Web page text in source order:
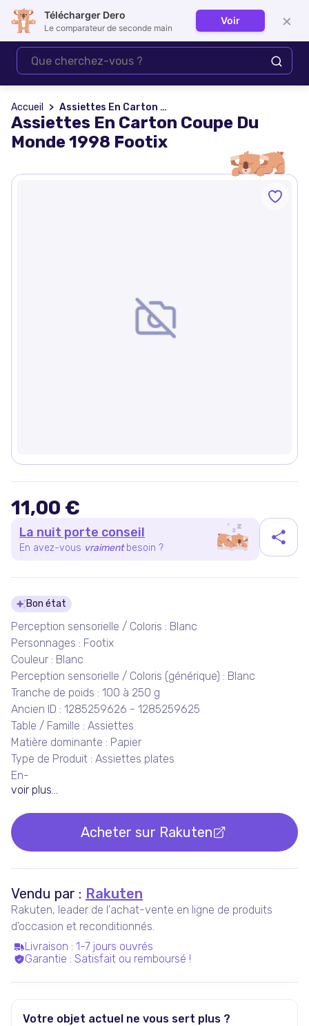
Se connecter
Accueil Assiettes En Carton Coupe Du Monde 1998 Footix
Assiettes En Carton Coupe Du
Monde 1998 Footix
11,00 €
La nuit porte conseil
En avez-vous vraiment besoin ?
Détails du produit
Bon état
Perception sensorielle / Coloris : Blanc
Personnages : Footix
Couleur : Blanc
Perception sensorielle / Coloris (générique) : Blanc
Tranche de poids : 100 à 250 g
Ancien ID : 1285259626 - 1285259625
Table / Famille : Assiettes
Matière dominante : Papier
Type de Produit : Assiettes plates
En-
voir plus...
Acheter sur Rakuten
Vendu par : Rakuten
Rakuten, leader de l'achat-vente en ligne de produits
d'occasion et reconditionnés.
Livraison : 1-7 jours ouvrés
Garantie : Satisfait ou remboursé !
Votre objet actuel ne vous sert plus ?
Télécharger Dero
Le comparateur de seconde main
Voir ×